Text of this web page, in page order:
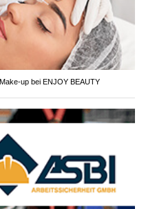
up bei ENJOY BEAUTY